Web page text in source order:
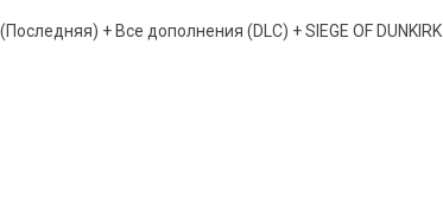
+ Все дополнения (DLC) + SIEGE OF DUNKIRK